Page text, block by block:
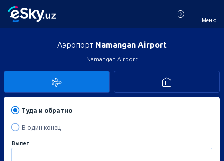
Меню
Аэропорт Namangan Airport
Namangan Airport
Туда и обратно
В один конец
Вылет